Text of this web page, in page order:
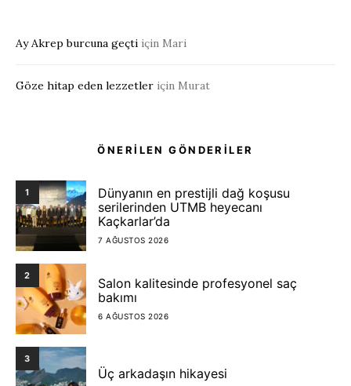
Ay Akrep burcuna geçti için Mari
Göze hitap eden lezzetler için Murat
ÖNERİLEN GÖNDERİLER
1
Dünyanın en prestijli dağ koşusu
serilerinden UTMB heyecanı
Kaçkarlar’da
7 AĞUSTOS 2026
2
Salon kalitesinde profesyonel saç
bakımı
6 AĞUSTOS 2026
3
Üç arkadaşın hikayesi